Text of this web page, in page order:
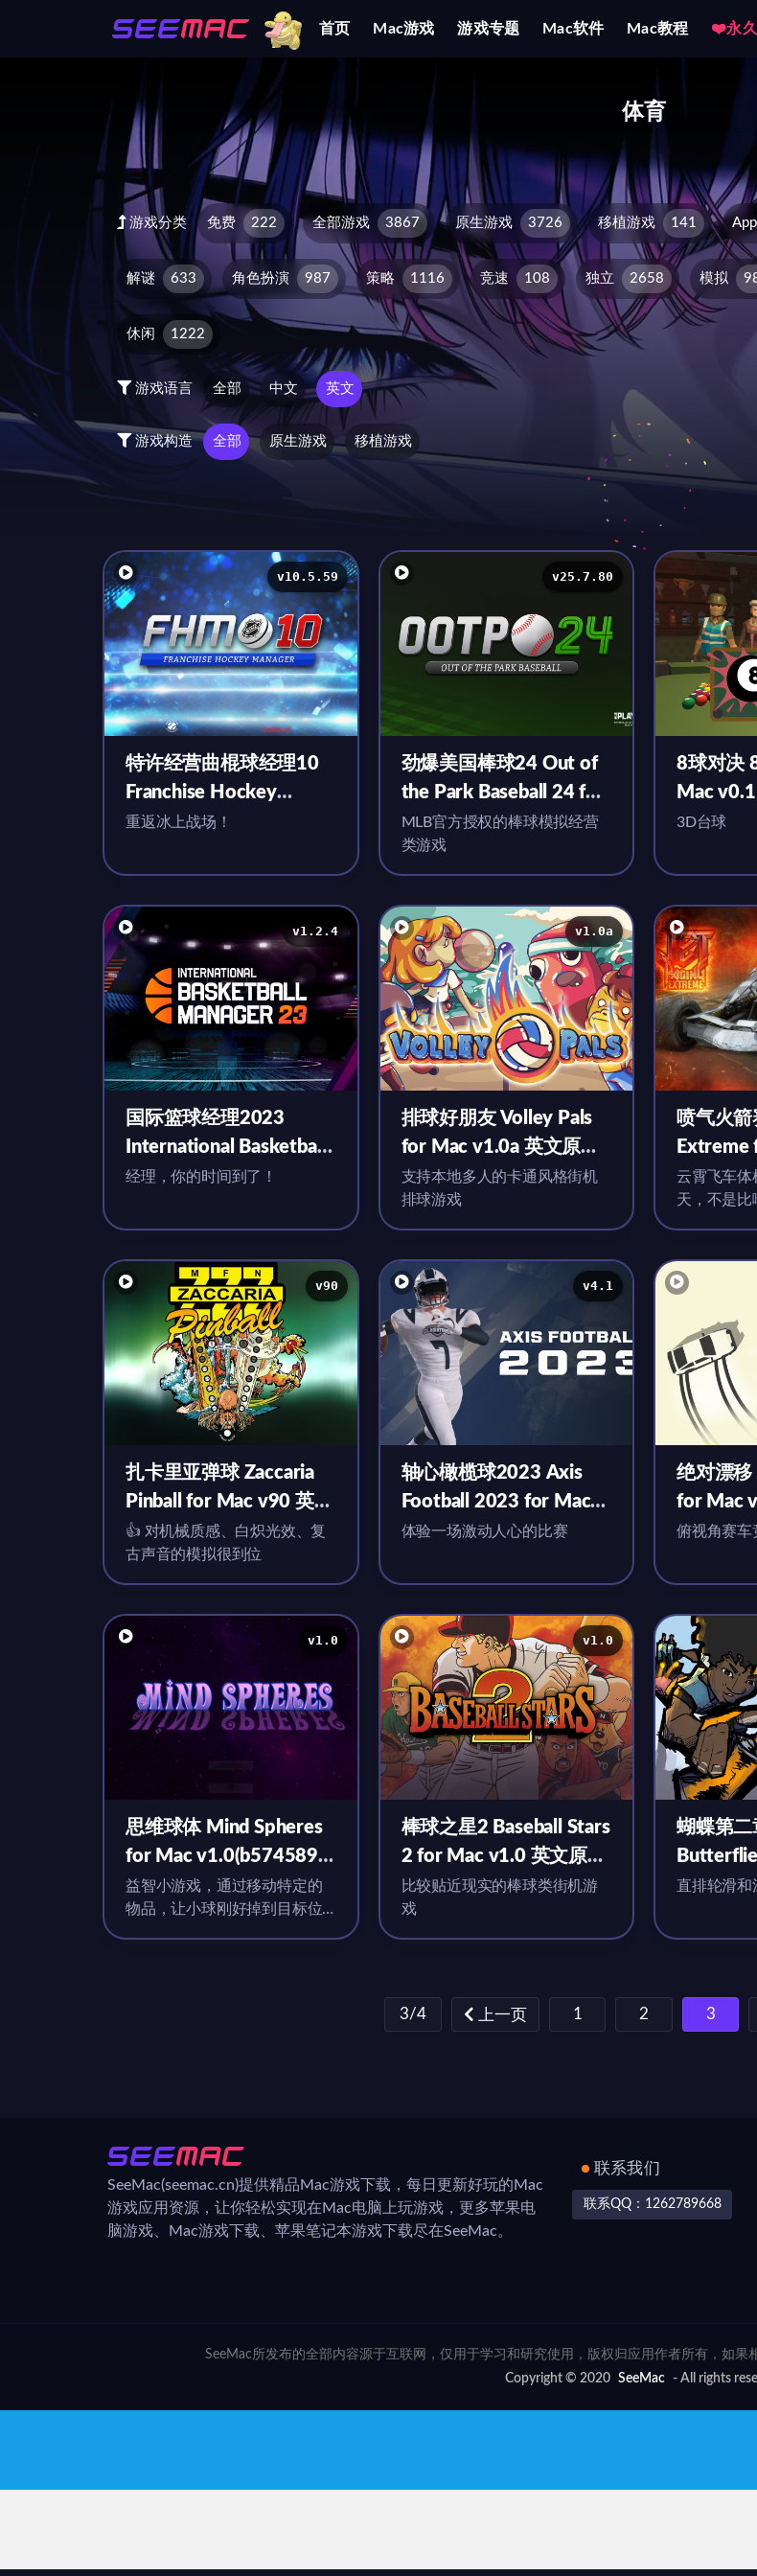
首页 Mac游戏 游戏专题 Mac软件 Mac教程 ❤️永
体育
游戏分类 免费 222 全部游戏 3867 原生游戏 3726 移植游戏 141
解谜 633 角色扮演 987 策略 1116 竞速 108 独立 2658 模拟
休闲 1222
游戏语言 全部 中文 英文
游戏构造 全部 原生游戏 移植游戏
v10.5.59
特许经营曲棍球经理10
Franchise Hockey
Manager 10 for Mac
重返冰上战场！
v25.7.80
劲爆美国棒球24 Out of
the Park Baseball 24 for
Mac v25.7.80 英文原生
版
MLB官方授权的棒球模拟经营
类游戏
8球对决
Mac
3D台球
v1.2.4
国际篮球经理2023
International Basketball
Manager 2023 for Mac
经理，你的时间到了！
v1.0a
排球好朋友 Volley Pals
for Mac v1.0a 英文原生
版
支持本地多人的卡通风格街机
排球游戏
喷气火箭
Extreme
云霄飞车体
天，不是比
v90
扎卡里亚弹球 Zaccaria
Pinball for Mac v90 英文
原生版 含DLC
👍 对机械质感、白炽光效、复
古声音的模拟很到位
v4.1
轴心橄榄球2023 Axis
Football 2023 for Mac
v4.1 英文原生版
体验一场激动人心的比赛
绝对漂
for Mac
原生版
俯视角赛车
v1.0
思维球体 Mind Spheres
for Mac v1.0(b5745899)
英文原生版
益智小游戏，通过移动特定的
物品，让小球刚好掉到目标位
v1.0
棒球之星2 Baseball Stars
2 for Mac v1.0 英文原生
版
比较贴近现实的棒球类街机游
戏
蝴蝶第
Getting
直排轮滑和
3/4 上一页 1 2 3
SeeMac(seemac.cn)提供精品Mac游戏下载，每日更新好玩的Mac
游戏应用资源，让你轻松实现在Mac电脑上玩游戏，更多苹果电
脑游戏、Mac游戏下载、苹果笔记本游戏下载尽在SeeMac。
联系我们
联系QQ：1262789668
SeeMac所发布的全部内容源于互联网，仅用于学习和研究使用，版权归应用作者所有，如
Copyright © 2020 SeeMac - All rights